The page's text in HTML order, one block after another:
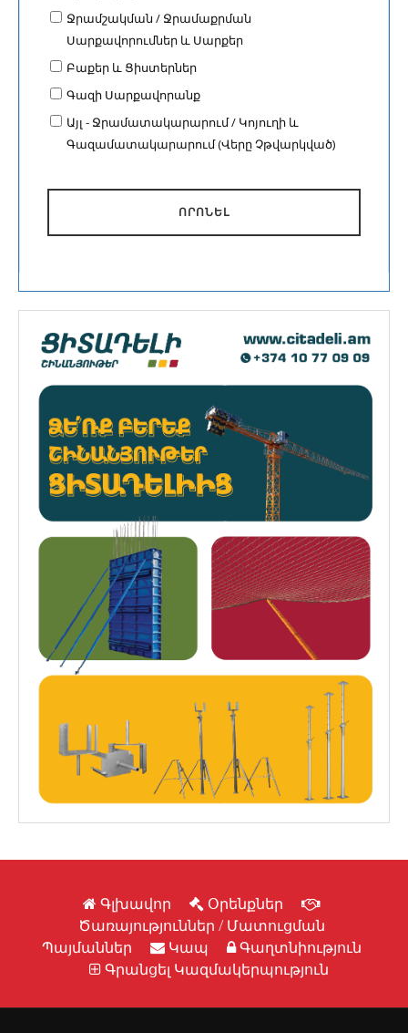
Ջրամշակման / Ջրամաքրման
Սարքավորումներ և Սարքեր
Բաքեր և Ցիստերներ
Գազի Սարքավորանք
Այլ - Ջրամատակարարում / Կոյուղի և
Գազամատակարարում (Վերը Չթվարկված)
ՈՐՈՆԵԼ
Գլխավոր
Օրենքներ
Ծառայություններ / Մատուցման
Պայմաններ
Կապ
Գաղտնիություն
Գրանցել Կազմակերպություն